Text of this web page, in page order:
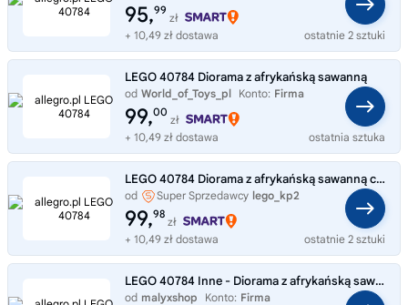
95,99
zł
+ 10,49 zł dostawa
ostatnie 2 sztuki
LEGO 40784 Diorama z afrykańską sawanną
od World_of_Toys_pl Konto: Firma
99,00
zł
+ 10,49 zł dostawa
ostatnia sztuka
LEGO 40784 Diorama z afrykańską sawanną cuda przyrody na prezent święta
od Super Sprzedawcy lego_kp2
99,98
zł
+ 10,49 zł dostawa
ostatnie 2 sztuki
LEGO 40784 Inne - Diorama z afrykańską sawanną
od malyxshop Konto: Firma